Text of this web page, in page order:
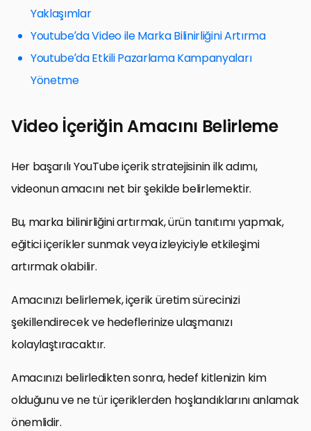
Yaklaşımlar
Youtube’da Video ile Marka Bilinirliğini Artırma
Youtube’da Etkili Pazarlama Kampanyaları
Yönetme
Video İçeriğin Amacını Belirleme
Her başarılı YouTube içerik stratejisinin ilk adımı,
videonun amacını net bir şekilde belirlemektir.
Bu, marka bilinirliğini artırmak, ürün tanıtımı yapmak,
eğitici içerikler sunmak veya izleyiciyle etkileşimi
artırmak olabilir.
Amacınızı belirlemek, içerik üretim sürecinizi
şekillendirecek ve hedeflerinize ulaşmanızı
kolaylaştıracaktır.
Amacınızı belirledikten sonra, hedef kitlenizin kim
olduğunu ve ne tür içeriklerden hoşlandıklarını anlamak
önemlidir.